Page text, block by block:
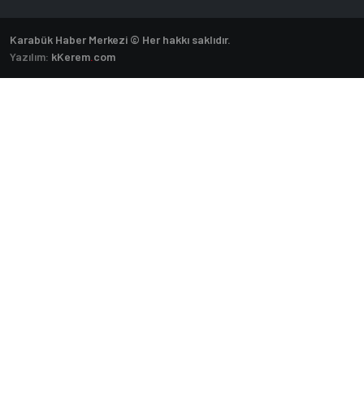
Karabük Haber Merkezi © Her hakkı saklıdır.
Yazılım: kKerem.com